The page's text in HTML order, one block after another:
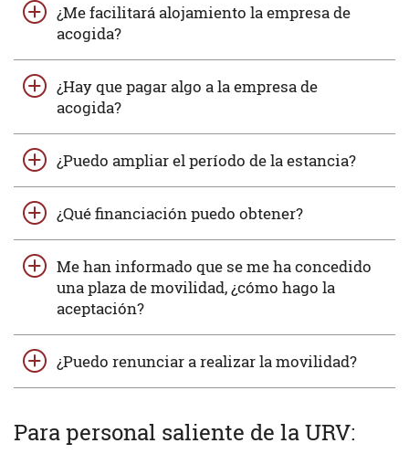
¿Me facilitará alojamiento la empresa de
acogida?
¿Hay que pagar algo a la empresa de
acogida?
¿Puedo ampliar el período de la estancia?
¿Qué financiación puedo obtener?
Me han informado que se me ha concedido
una plaza de movilidad, ¿cómo hago la
aceptación?
¿Puedo renunciar a realizar la movilidad?
Para personal saliente de la URV: